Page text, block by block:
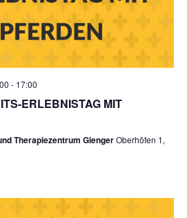
- 17:00
ERLEBNISTAG MIT
Therapiezentrum GiengerOberhöfen 1,